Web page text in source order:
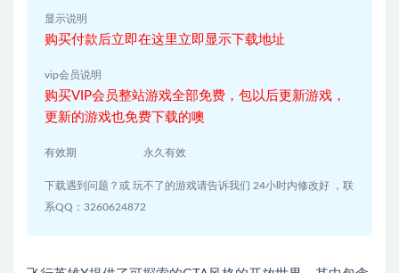
显示说明
购买付款后立即在这里立即显示下载地址
vip会员说明
购买VIP会员整站游戏全部免费，包以后更新游戏，
更新的游戏也免费下载的噢
有效期 永久有效
下载遇到问题？或 玩不了的游戏请告诉我们 24小时内修改好 ，联
系QQ：3260624872